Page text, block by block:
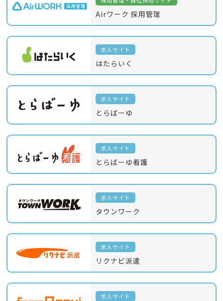
Airワーク 採用管理
求人サイト
はたらいく
求人サイト
とらばーゆ
求人サイト
とらばーゆ看護
求人サイト
タウンワーク
求人サイト
リクナビ派遣
求人サイト